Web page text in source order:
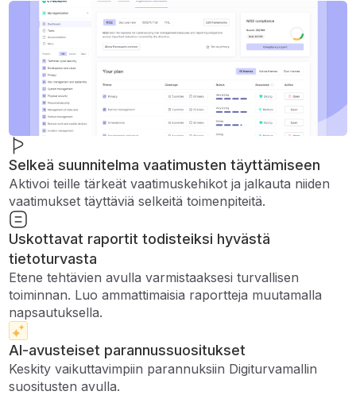
Selkeä suunnitelma vaatimusten täyttämiseen
Aktivoi teille tärkeät vaatimuskehikot ja jalkauta niiden
vaatimukset täyttäviä selkeitä toimenpiteitä.
Uskottavat raportit todisteiksi hyvästä
tietoturvasta
Etene tehtävien avulla varmistaaksesi turvallisen
toiminnan. Luo ammattimaisia ​​raportteja muutamalla
napsautuksella.
AI-avusteiset parannussuositukset
Keskity vaikuttavimpiin parannuksiin Digiturvamallin
suositusten avulla.